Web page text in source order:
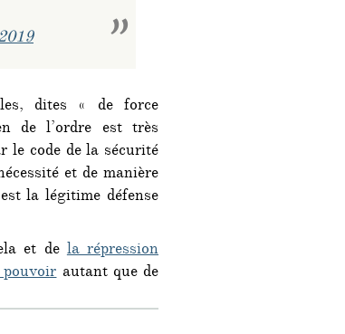
dites « de force
de l’ordre est très
le code de la sécurité
et de manière
la légitime défense
et dela répression
autant que de